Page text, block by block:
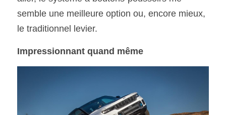
semble une meilleure option ou, encore mieux,
le traditionnel levier.
Impressionnant quand même